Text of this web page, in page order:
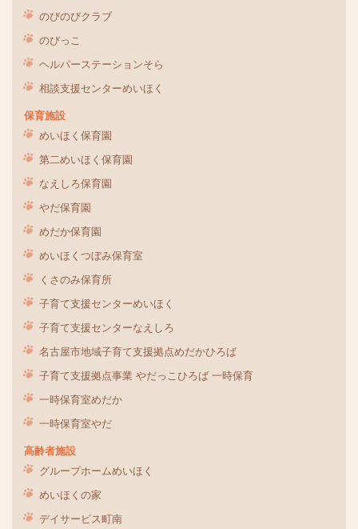
のびのびクラブ
のびっこ
ヘルパーステーションそら
相談支援センターめいほく
保育施設
めいほく保育園
第二めいほく保育園
なえしろ保育園
やだ保育園
めだか保育園
めいほくつぼみ保育室
くさのみ保育所
子育て支援センターめいほく
子育て支援センターなえしろ
名古屋市地域子育て支援拠点めだかひろば
子育て支援拠点事業 やだっこひろば 一時保育
一時保育室めだか
一時保育室やだ
高齢者施設
グループホームめいほく
めいほくの家
デイサービス町南